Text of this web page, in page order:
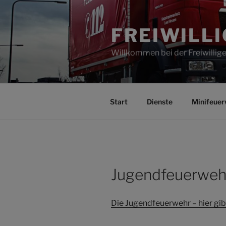
Zum
Inhalt
springen
Willkommen bei der
Start Dienste
Die Jugendfeuerwehr – hier